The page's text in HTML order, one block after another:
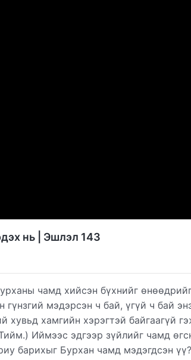
нь | Эшлэл 143
чамд хийсэн бүхнийг
гүнзгий мэдэрсэн ч бай, үгүй ч бай
хувьд хамгийн хэрэгтэй байгаагүй
Иймээс эдгээр зүйлийг чамд
барихыг Бурхан чамд мэдэгдсэн